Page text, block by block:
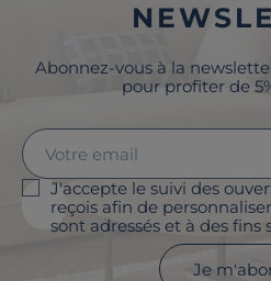
Abonnez-vous à la
pour profiter de
J'accepte le suivi des
reçois afin de
sont adressés et à des fins
Je